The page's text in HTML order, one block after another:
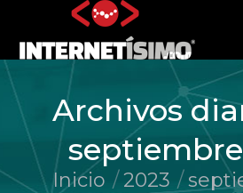
Archivos
Estás aquí:
Inicio 2023